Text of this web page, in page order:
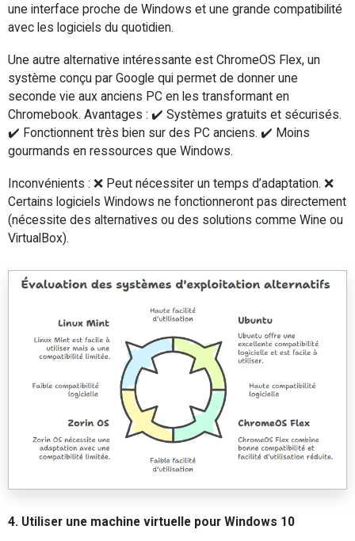
une interface proche de Windows et une grande compatibilité
avec les logiciels du quotidien.
Une autre alternative intéressante est ChromeOS Flex, un
système conçu par Google qui permet de donner une
seconde vie aux anciens PC en les transformant en
Chromebook. Avantages : ✔️ Systèmes gratuits et sécurisés.
✔️ Fonctionnent très bien sur des PC anciens. ✔️ Moins
gourmands en ressources que Windows.
Inconvénients : ❌ Peut nécessiter un temps d’adaptation. ❌
Certains logiciels Windows ne fonctionneront pas directement
(nécessite des alternatives ou des solutions comme Wine ou
VirtualBox).
4. Utiliser une machine virtuelle pour Windows 10